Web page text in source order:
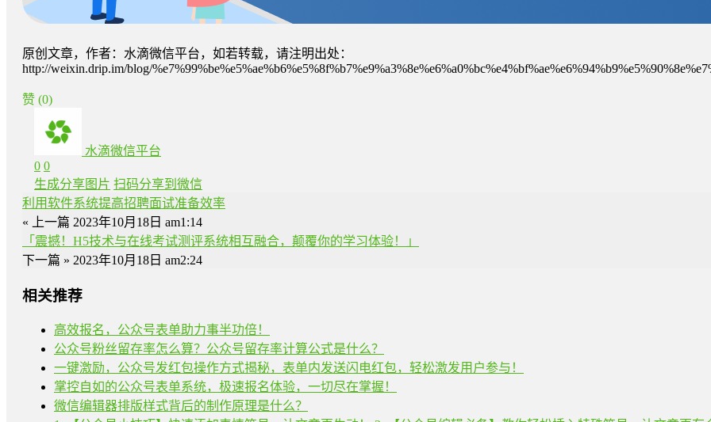
原创文章，作者：水滴微信平台，如若转载，请注明出处：
http://weixin.drip.im/blog/
赞 (0)
水滴微信平台
0 0
生成分享图片 扫码分享到微信
利用软件系统提高招聘面试准备效率
« 上一篇 2023年10月18日 am1:14
「震撼！H5技术与在线考试测评系统相互融合，颠覆你的学习体验！」
下一篇 » 2023年10月18日 am2:24
相关推荐
高效报名，公众号表单助力事半功倍！
公众号粉丝留存率怎么算？公众号留存率计算公式是什么？
一键激励，公众号发红包操作方式揭秘，表单内发送闪电红包，轻松激发用户参与！
掌控自如的公众号表单系统，极速报名体验，一切尽在掌握！
微信编辑器排版样式背后的制作原理是什么？